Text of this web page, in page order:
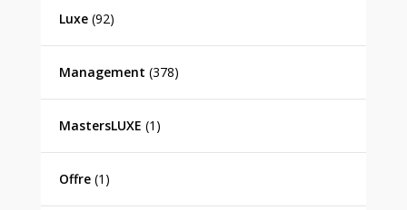
Luxe(92)
Management (378)
MastersLUXE (1)
Offre(1)